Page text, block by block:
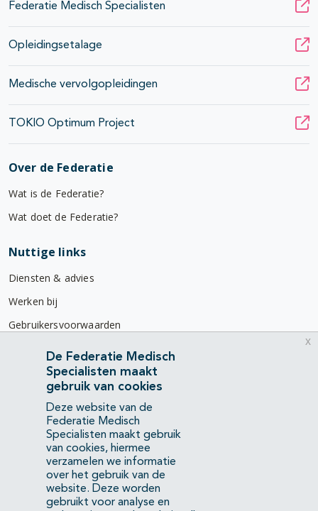
Federatie Medisch Specialisten
Opleidingsetalage
Medische vervolgopleidingen
TOKIO Optimum Project
Over de Federatie
Wat is de Federatie?
Wat doet de Federatie?
Nuttige links
Diensten & advies
Werken bij
Gebruikersvoorwaarden
Privacyverklaring
Contact
Mercatorlaan 1200
3528 BL Utrecht
(088) 505 34 34
info@richtlijnendatabase.nl
De Federatie Medisch
Specialisten maakt
gebruik van cookies
Deze website van de
Federatie Medisch
Specialisten maakt gebruik
van cookies, hiermee
verzamelen we informatie
over het gebruik van de
website. Deze worden
gebruikt voor analyse en
x